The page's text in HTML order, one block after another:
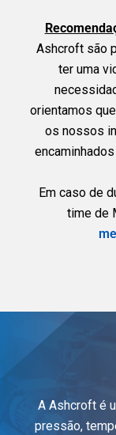
Ashcroft são
ter uma
orientamos
os nossos
Em caso de
time de
A Ashcroft é
pressão,